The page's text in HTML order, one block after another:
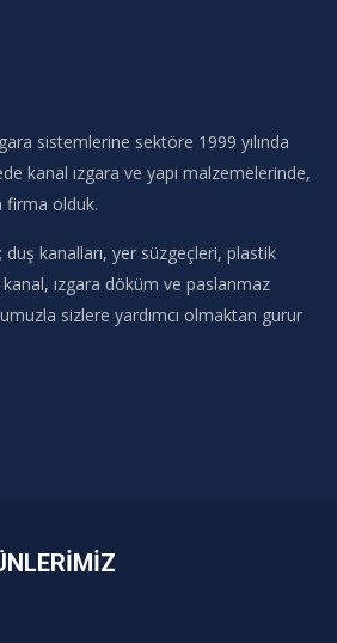
sistemlerine sektöre 1999 yılında
kanal ızgara ve yapı malzemelerinde,
firma olduk.
duş kanalları, yer süzgeçleri, plastik
ızgara döküm ve paslanmaz
sizlere yardımcı olmaktan gurur